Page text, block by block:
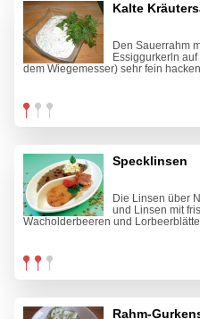
Kalte
Den Sauerrahm
Essiggurkerln
dem Wiegemesser) sehr fein
Specklinsen
Die Linsen über
und Linsen mit
Wacholderbeeren und
Rahm-